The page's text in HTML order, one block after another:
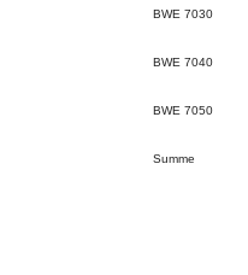
BWE 7030
BWE 7040
BWE 7050
Summe